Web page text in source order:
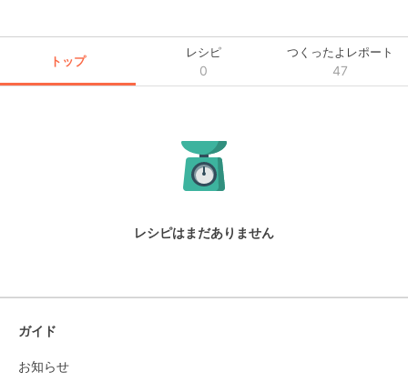
トップ
レシピ
0
つくったよレポート
47
レシピはまだありません
ガイド
お知らせ